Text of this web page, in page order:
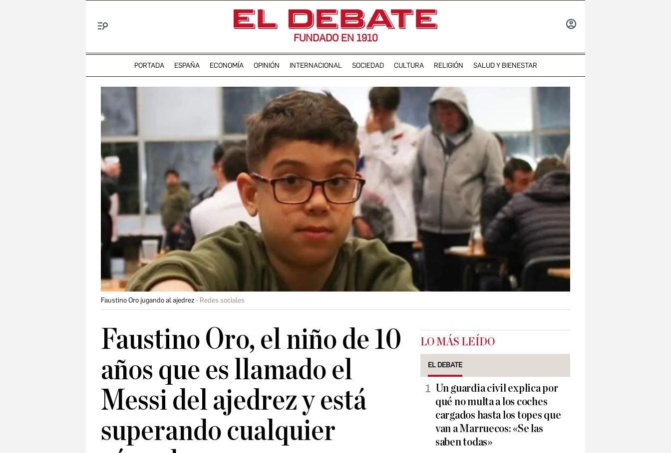
FUNDADO EN 1910
PORTADA ESPAÑA ECONOMÍA OPINIÓN INTERNACIONAL SOCIEDAD CULTURA RELIGIÓN SALUD Y BIENESTAR
Faustino Oro jugando al ajedrez Redes sociales
Faustino Oro, el niño de 10
años que es llamado el
Messi del ajedrez y está
superando cualquier
LO MÁS LEÍDO
EL DEBATE
Un guardia civil explica por
qué no multa a los coches
cargados hasta los topes que
van a Marruecos: «Se las
saben todas»